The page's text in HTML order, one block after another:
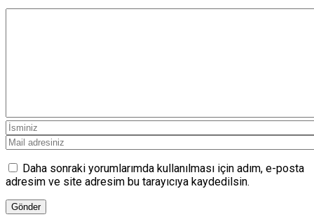
Daha sonraki yorumlarımda kullanılması için adım, e-posta
adresim ve site adresim bu tarayıcıya kaydedilsin.